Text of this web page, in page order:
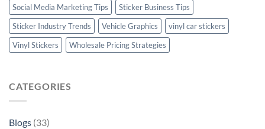
Social Media Marketing Tips
Sticker Business Tips
Sticker Industry Trends
Vehicle Graphics
vinyl car stickers
Vinyl Stickers
Wholesale Pricing Strategies
CATEGORIES
Blogs (33)